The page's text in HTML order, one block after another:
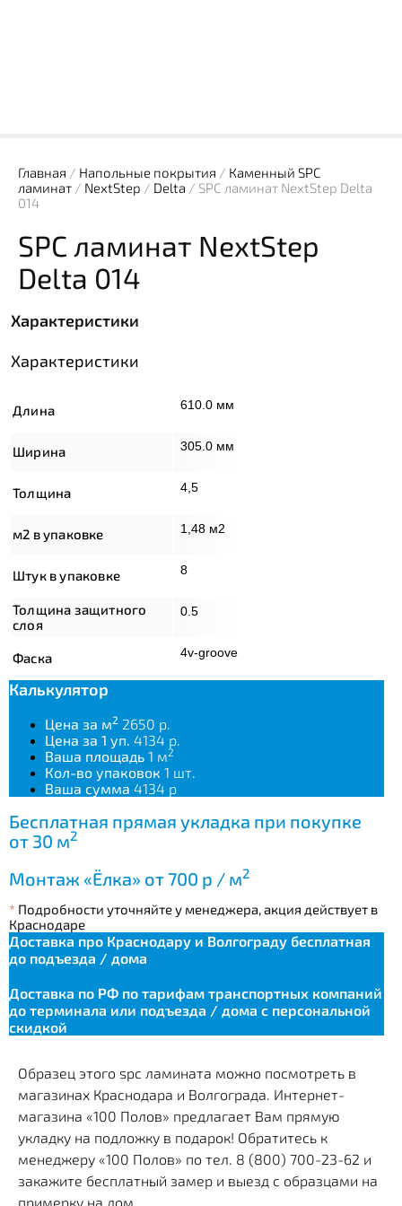
Главная / Напольные покрытия / Каменный SPC
ламинат / NextStep / Delta / SPC ламинат NextStep Delta
014
SPC ламинат NextStep
Delta 014
Характеристики
Длина 610.0 мм
Ширина 305.0 мм
Толщина 4,5
м2 в упаковке 1,48 м2
Штук в упаковке 8
Толщина защитного
слоя
0.5
Фаска 4v-groove
Калькулятор
Цена за м2 2650 р.
Цена за 1 уп. 4134 р.
Ваша площадь 1 м2
Кол-во упаковок 1 шт.
Ваша сумма 4134 р
Бесплатная прямая укладка при покупке
от 30 м2
Монтаж «Ёлка» от 700 р / м2
* Подробности уточняйте у менеджера, акция действует в
Краснодаре
Доставка про Краснодару и Волгограду бесплатная
до подъезда / дома
Доставка по РФ по тарифам транспортных компаний
до терминала или подъезда / дома с персональной
скидкой
Образец этого spc ламината можно посмотреть в
магазинах Краснодара и Волгограда. Интернет-
магазина «100 Полов» предлагает Вам прямую
укладку на подложку в подарок! Обратитесь к
менеджеру «100 Полов» по тел. 8 (800) 700-23-62 и
закажите бесплатный замер и выезд с образцами на
примерку на дом.